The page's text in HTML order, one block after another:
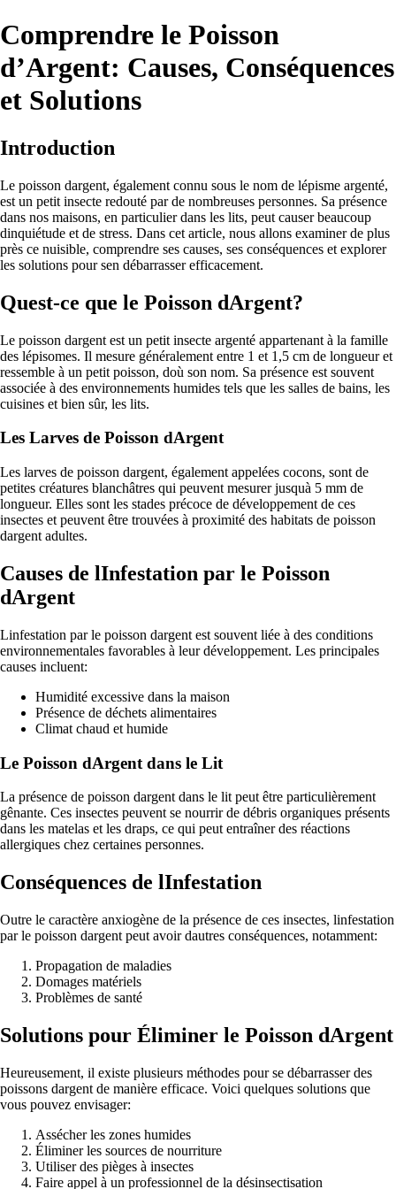
Comprendre le Poisson
d’Argent: Causes, Conséquences
et Solutions
Introduction
Le poisson dargent, également connu sous le nom de lépisme argenté,
est un petit insecte redouté par de nombreuses personnes. Sa présence
dans nos maisons, en particulier dans les lits, peut causer beaucoup
dinquiétude et de stress. Dans cet article, nous allons examiner de plus
près ce nuisible, comprendre ses causes, ses conséquences et explorer
les solutions pour sen débarrasser efficacement.
Quest-ce que le Poisson dArgent?
Le poisson dargent est un petit insecte argenté appartenant à la famille
des lépisomes. Il mesure généralement entre 1 et 1,5 cm de longueur et
ressemble à un petit poisson, doù son nom. Sa présence est souvent
associée à des environnements humides tels que les salles de bains, les
cuisines et bien sûr, les lits.
Les Larves de Poisson dArgent
Les larves de poisson dargent, également appelées cocons, sont de
petites créatures blanchâtres qui peuvent mesurer jusquà 5 mm de
longueur. Elles sont les stades précoce de développement de ces
insectes et peuvent être trouvées à proximité des habitats de poisson
dargent adultes.
Causes de lInfestation par le Poisson
dArgent
Linfestation par le poisson dargent est souvent liée à des conditions
environnementales favorables à leur développement. Les principales
causes incluent:
Humidité excessive dans la maison
Présence de déchets alimentaires
Climat chaud et humide
Le Poisson dArgent dans le Lit
La présence de poisson dargent dans le lit peut être particulièrement
gênante. Ces insectes peuvent se nourrir de débris organiques présents
dans les matelas et les draps, ce qui peut entraîner des réactions
allergiques chez certaines personnes.
Conséquences de lInfestation
Outre le caractère anxiogène de la présence de ces insectes, linfestation
par le poisson dargent peut avoir dautres conséquences, notamment:
Propagation de maladies
Domages matériels
Problèmes de santé
Solutions pour Éliminer le Poisson dArgent
Heureusement, il existe plusieurs méthodes pour se débarrasser des
poissons dargent de manière efficace. Voici quelques solutions que
vous pouvez envisager:
Assécher les zones humides
Éliminer les sources de nourriture
Utiliser des pièges à insectes
Faire appel à un professionnel de la désinsectisation